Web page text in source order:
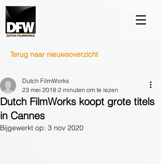
Terug naar nieuwsoverzicht
Dutch FilmWorks koopt grote titels
in Cannes
Dutch FilmWorks
23 mei 2018 2 minuten om te lezen
Bijgewerkt op: 3 nov 2020